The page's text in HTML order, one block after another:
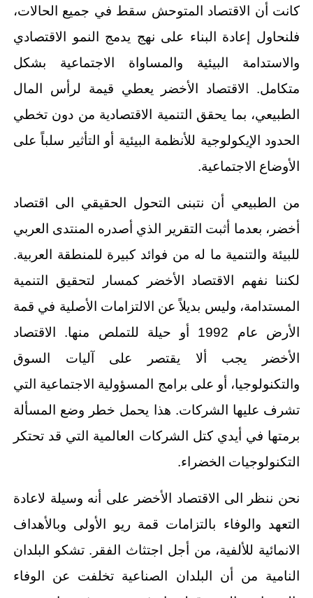
كانت أن الاقتصاد المتوحش سقط في جميع الحالات،
فلنحاول إعادة البناء على نهج يدمج النمو الاقتصادي
والاستدامة البيئية والمساواة الاجتماعية بشكل
متكامل. الاقتصاد الأخضر يعطي قيمة لرأس المال
الطبيعي، بما يحقق التنمية الاقتصادية من دون تخطي
الحدود الإيكولوجية للأنظمة البيئية أو التأثير سلباً على
الأوضاع الاجتماعية.
من الطبيعي أن نتبنى التحول الحقيقي الى اقتصاد
أخضر، بعدما أثبت التقرير الذي أصدره المنتدى العربي
للبيئة والتنمية ما له من فوائد كبيرة للمنطقة العربية.
لكننا نفهم الاقتصاد الأخضر كمسار لتحقيق التنمية
المستدامة، وليس بديلاً عن الالتزامات الأصلية في قمة
الأرض عام 1992 أو حيلة للتملص منها. الاقتصاد
الأخضر يجب ألا يقتصر على آليات السوق
والتكنولوجيا، أو على برامج المسؤولية الاجتماعية التي
تشرف عليها الشركات. هذا يحمل خطر وضع المسألة
برمتها في أيدي كتل الشركات العالمية التي قد تحتكر
التكنولوجيات الخضراء.
نحن ننظر الى الاقتصاد الأخضر على أنه وسيلة لاعادة
التعهد والوفاء بالتزامات قمة ريو الأولى وبالأهداف
الانمائية للألفية، من أجل اجتثاث الفقر. تشكو البلدان
النامية من أن البلدان الصناعية تخلفت عن الوفاء